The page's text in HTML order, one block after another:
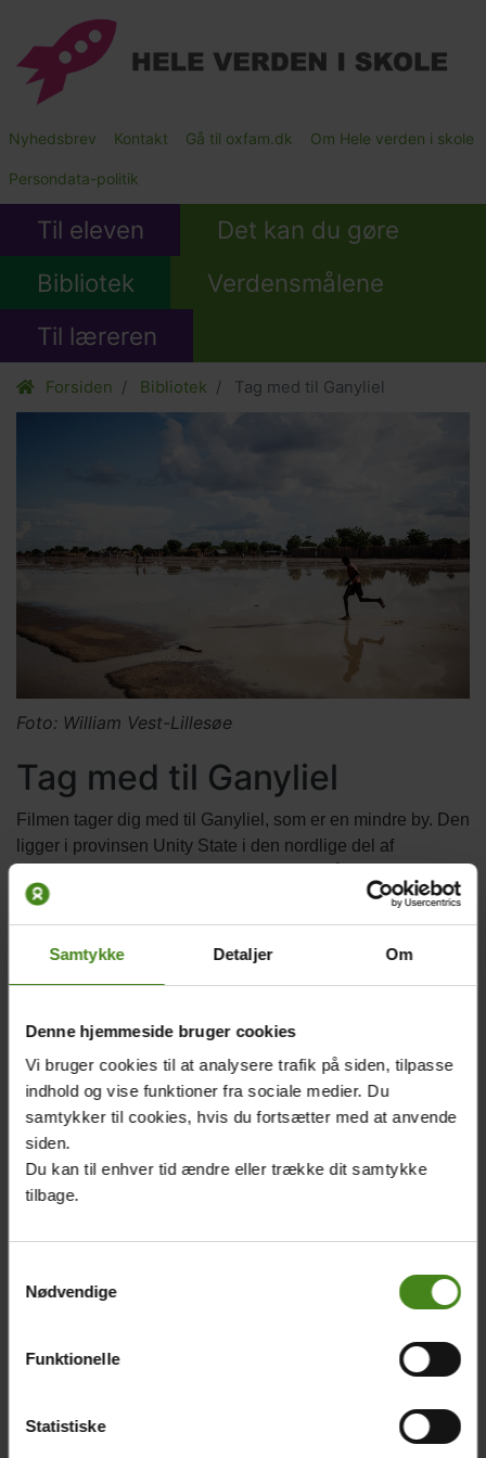
Samtykke Detaljer Om
Denne hjemmeside bruger cookies
Vi bruger cookies til at analysere trafik på siden, tilpasse
indhold og vise funktioner fra sociale medier. Du
samtykker til cookies, hvis du fortsætter med at anvende
siden.
Du kan til enhver tid ændre eller trække dit samtykke
tilbage.
Nødvendige
Funktionelle
Statistiske
hovedindhold
Main
Submenu
Nyhedsbrev Kontakt Gå til oxfam.dk Om Hele verden i skole
Persondata-politik
Til eleven
Det kan du gøre
Bibliotek
Verdensmålene
Til læreren
Forsiden Bibliotek Tag med til Ganyliel
Foto: William Vest-Lillesøe
Tag med til Ganyliel
Filmen tager dig med til Ganyliel, som er en mindre by. Den
ligger i provinsen Unity State i den nordlige del af
regntiden bliver vejene og den lille landingsbane til flyene
oversvømmet. Hele byen ligger som en lille ø midt i
sumpen, og folk må sejle rundt i kanoer. I Ganyliel bor
Related
content
Main
picture
James
borgerkrigen var han
han tilbage hos sin familie.
Main
picture
Tapitha
Mød 16-årige Tapitha, som
stadig går i skole. Hun
Juba og få en uddannelse.
Main